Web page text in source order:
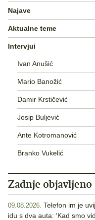
Najave
Aktualne teme
Intervjui
Ivan Anušić
Mario Banožić
Damir Krstičević
Josip Buljević
Ante Kotromanović
Branko Vukelić
Zadnje objavljeno
09.08.2026. Telefon im je
idu s dva auta: ‘Kad smo